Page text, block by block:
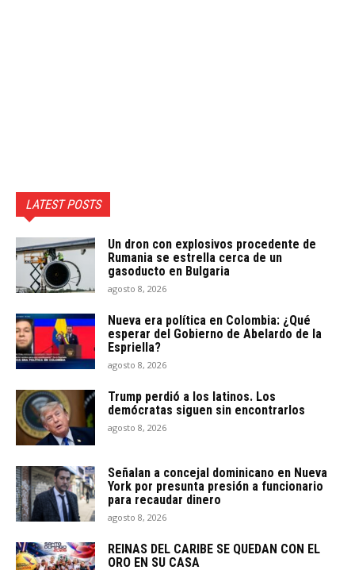
LATEST POSTS
Un dron con explosivos procedente de
Rumania se estrella cerca de un
gasoducto en Bulgaria
agosto 8, 2026
Nueva era política en Colombia: ¿Qué
esperar del Gobierno de Abelardo de la
Espriella?
agosto 8, 2026
Trump perdió a los latinos. Los
demócratas siguen sin encontrarlos
agosto 8, 2026
Señalan a concejal dominicano en Nueva
York por presunta presión a funcionario
para recaudar dinero
agosto 8, 2026
REINAS DEL CARIBE SE QUEDAN CON EL
ORO EN SU CASA